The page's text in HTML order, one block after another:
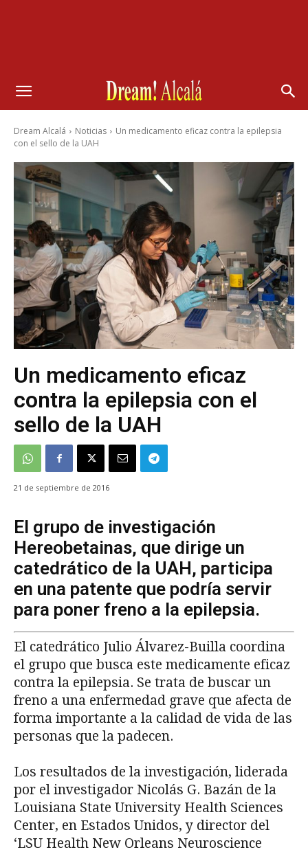
Dream Alcalá Noticias
Un medicamento eficaz contra la epilepsia
con el sello de la UAH
Un medicamento eficaz
contra la epilepsia con el
sello de la UAH
21 de septiembre de 2016
El grupo de investigación
Hereobetainas, que dirige un
catedrático de la UAH, participa
en una patente que podría servir
para poner freno a la epilepsia.
El catedrático Julio Álvarez-Builla coordina
el grupo que busca este medicamente eficaz
contra la epilepsia. Se trata de buscar un
freno a una enfermedad grave que afecta de
forma importante a la calidad de vida de las
personas que la padecen.
Los resultados de la investigación, liderada
por el investigador Nicolás G. Bazán de la
Louisiana State University Health Sciences
Center, en Estados Unidos, y director del
‘LSU Health New Orleans Neuroscience